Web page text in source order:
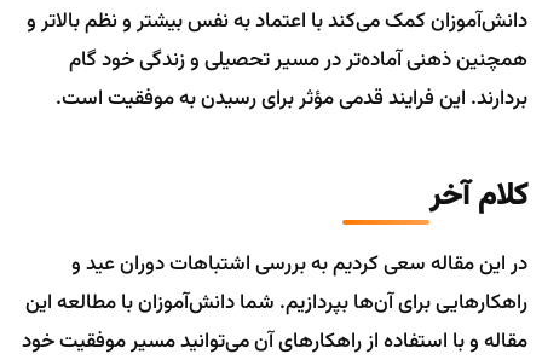
دانش‌آموزان کمک می‌کند با اعتماد به نفس بیشتر و نظم بالاتر و
همچنین ذهنی آماده‌تر در مسیر تحصیلی و زندگی خود گام
بردارند. این فرایند قدمی مؤثر برای رسیدن به موفقیت است.
کلام آخر
در این مقاله سعی کردیم به بررسی اشتباهات دوران عید و
راهکارهایی برای آن‌ها بپردازیم. شما دانش‌آموزان با مطالعه این
مقاله و با استفاده از راهکارهای آن می‌توانید مسیر موفقیت خود